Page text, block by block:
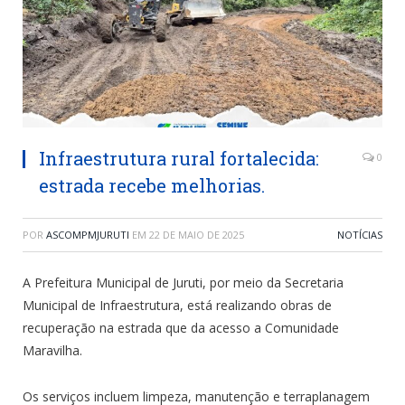
Infraestrutura rural fortalecida:
estrada recebe melhorias.
0
POR ASCOMPMJURUTI EM 22 DE MAIO DE 2025 NOTÍCIAS
A Prefeitura Municipal de Juruti, por meio da Secretaria
Municipal de Infraestrutura, está realizando obras de
recuperação na estrada que da acesso a Comunidade
Maravilha.
Os serviços incluem limpeza, manutenção e terraplanagem